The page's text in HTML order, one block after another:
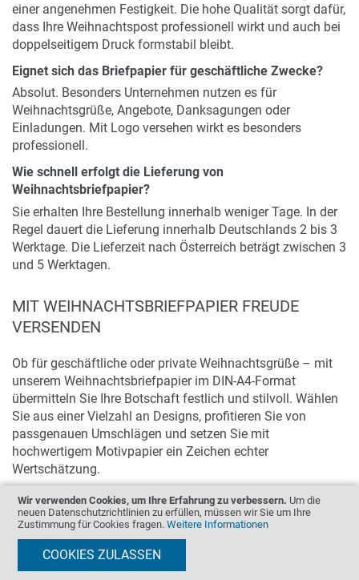
Wir verwenden Cookies, um Ihre Erfahrung zu verbessern. Um die
neuen Datenschutzrichtlinien zu erfüllen, müssen wir Sie um Ihre
Zustimmung für Cookies fragen. Weitere Informationen
COOKIES ZULASSEN
einer angenehmen Festigkeit. Die hohe Qualität sorgt dafür,
dass Ihre Weihnachtspost professionell wirkt und auch bei
doppelseitigem Druck formstabil bleibt.
Eignet sich das Briefpapier für geschäftliche Zwecke?
Absolut. Besonders Unternehmen nutzen es für
Weihnachtsgrüße, Angebote, Danksagungen oder
Einladungen. Mit Logo versehen wirkt es besonders
professionell.
Wie schnell erfolgt die Lieferung von
Weihnachtsbriefpapier?
Sie erhalten Ihre Bestellung innerhalb weniger Tage. In der
Regel dauert die Lieferung innerhalb Deutschlands 2 bis 3
Werktage. Die Lieferzeit nach Österreich beträgt zwischen 3
und 5 Werktagen.
MIT WEIHNACHTSBRIEFPAPIER FREUDE
VERSENDEN
Ob für geschäftliche oder private Weihnachtsgrüße – mit
unserem Weihnachtsbriefpapier im DIN-A4-Format
übermitteln Sie Ihre Botschaft festlich und stilvoll. Wählen
Sie aus einer Vielzahl an Designs, profitieren Sie von
passgenauen Umschlägen und setzen Sie mit
hochwertigem Motivpapier ein Zeichen echter
Wertschätzung.